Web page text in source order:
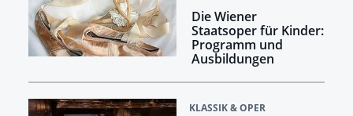
Die Wiener
Staatsoper für Kinder:
Programm und
Ausbildungen
KLASSIK & OPER